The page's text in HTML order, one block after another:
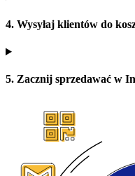
4. Wysyłaj klientów do
5. Zacznij sprzedawać w